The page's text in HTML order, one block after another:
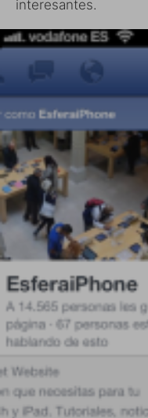
interesantes.